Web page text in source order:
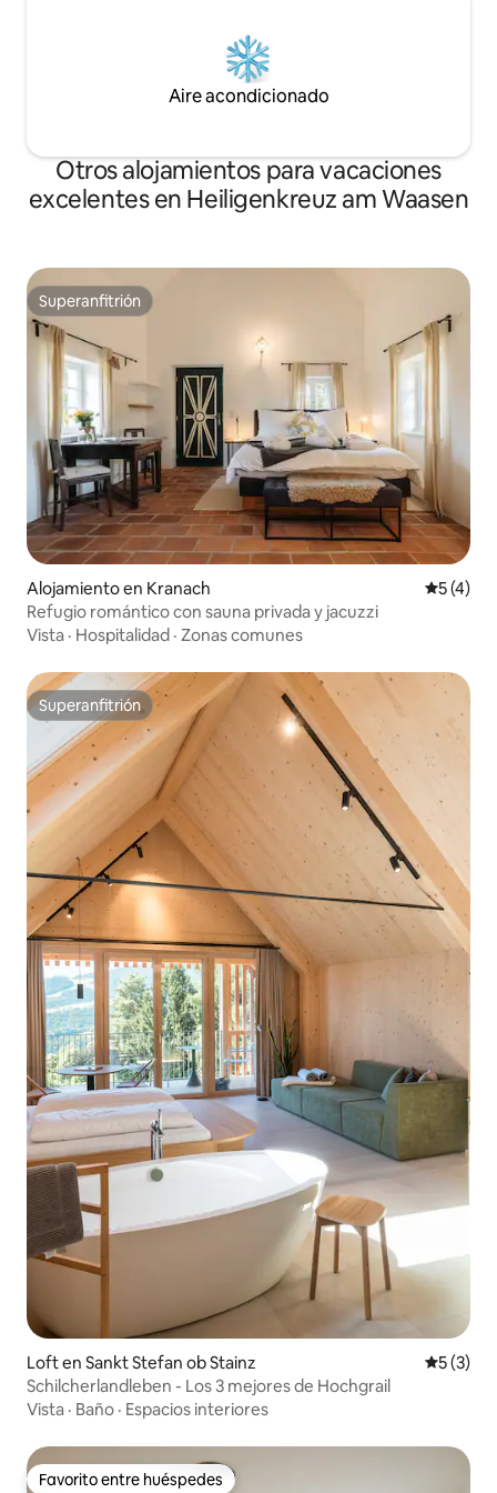
Aire acondicionado
Otros alojamientos para vacaciones
excelentes en Heiligenkreuz am Waasen
Superanfitrión
Superanfitrión
Alojamiento en Kranach
5 (4)
Refugio romántico con sauna privada y jacuzzi
Vista · Hospitalidad · Zonas comunes
Superanfitrión
Superanfitrión
Loft en Sankt Stefan ob Stainz
5 (3)
Schilcherlandleben - Los 3 mejores de Hochgrail
Vista · Baño · Espacios interiores
Favorito entre huéspedes
Favorito entre huéspedes